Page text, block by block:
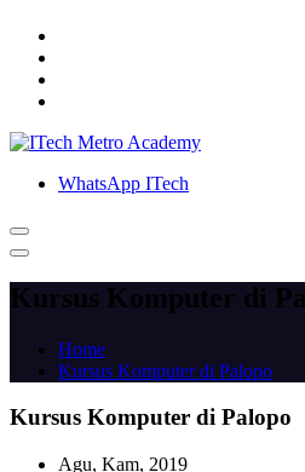
WhatsApp ITech
Kursus Komputer di
Home
Kursus Komputer di Palopo
Kursus Komputer di Palopo
Agu, Kam, 2019